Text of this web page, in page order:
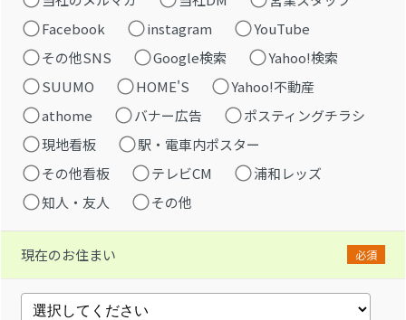
Facebook
instagram
YouTube
その他SNS
Google検索
Yahoo!検索
SUUMO
HOME'S
Yahoo!不動産
athome
バナー広告
ポスティングチラシ
現地看板
駅・電車内ポスター
その他看板
テレビCM
浦和レッズ
知人・友人
その他
現在のお住まい 必須